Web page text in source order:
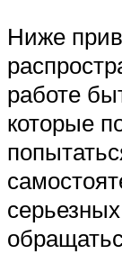
Ниже
работе
которые